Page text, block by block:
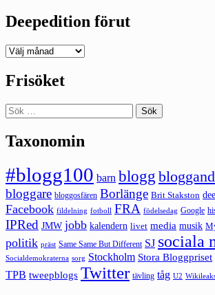
Deepedition förut
Deepedition
Frisöket
Sök
efter:
Taxonomin
#blogg100 barn blogg
bloggare bloggosfären Borlänge Brit Stakston
Facebook fildelning fotboll FRA födelsedag Google
IPRed JMW jobb kalendern livet media musik
politik präst Same Same But Different SJ sociala
Socialdemokraterna sorg Stockholm Stora Bloggpriset
TPB tweepblogs Twitter tävling tåg U2